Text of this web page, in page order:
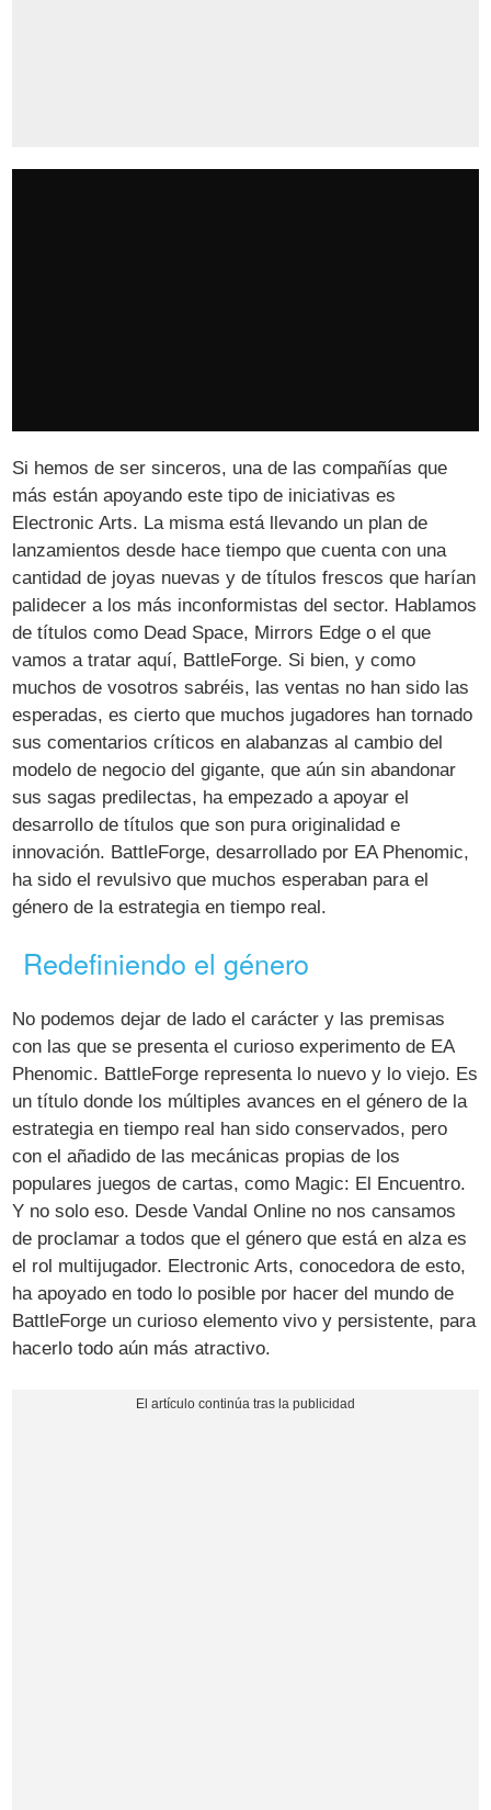
Si hemos de ser sinceros, una de las compañías que
más están apoyando este tipo de iniciativas es
Electronic Arts. La misma está llevando un plan de
lanzamientos desde hace tiempo que cuenta con una
cantidad de joyas nuevas y de títulos frescos que harían
palidecer a los más inconformistas del sector. Hablamos
de títulos como Dead Space, Mirrors Edge o el que
vamos a tratar aquí, BattleForge. Si bien, y como
muchos de vosotros sabréis, las ventas no han sido las
esperadas, es cierto que muchos jugadores han tornado
sus comentarios críticos en alabanzas al cambio del
modelo de negocio del gigante, que aún sin abandonar
sus sagas predilectas, ha empezado a apoyar el
desarrollo de títulos que son pura originalidad e
innovación. BattleForge, desarrollado por EA Phenomic,
ha sido el revulsivo que muchos esperaban para el
género de la estrategia en tiempo real.
Redefiniendo el género
No podemos dejar de lado el carácter y las premisas
con las que se presenta el curioso experimento de EA
Phenomic. BattleForge representa lo nuevo y lo viejo. Es
un título donde los múltiples avances en el género de la
estrategia en tiempo real han sido conservados, pero
con el añadido de las mecánicas propias de los
populares juegos de cartas, como Magic: El Encuentro.
Y no solo eso. Desde Vandal Online no nos cansamos
de proclamar a todos que el género que está en alza es
el rol multijugador. Electronic Arts, conocedora de esto,
ha apoyado en todo lo posible por hacer del mundo de
BattleForge un curioso elemento vivo y persistente, para
hacerlo todo aún más atractivo.